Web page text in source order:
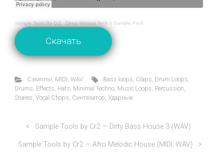
Sample Tools By Cr2·Deep Minimal Tech || Sample Pack
Скачать
Cэмплы, MIDI, WAV Bass loops, Claps, Drum Loops,
Drums, Effects, Hats, Minimal Techno, Music Loops, Percussion,
Snares, Vocal Chops, Синтезатор, Ударные
Sample Tools by Cr2 — Dirty Bass House 3 (WAV)
Sample Tools by Cr2 — Afro Melodic House (MIDI, WAV)